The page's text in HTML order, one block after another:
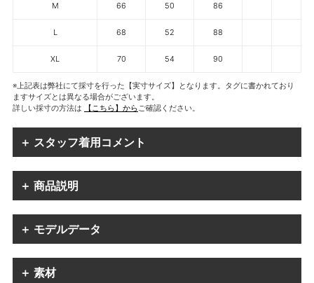
M 66 50 86
L 68 52 88
XL 70 54 90
※上記表は弊社にて採寸を行った【実寸サイズ】となります。タグに書かれており
ますサイズとは異なる場合がございます。
詳しい採寸の方法は
【こちら】からご確認ください。
＋ スタッフ着用コメント
＋ 商品説明
＋ モデルデータ
＋ 素材